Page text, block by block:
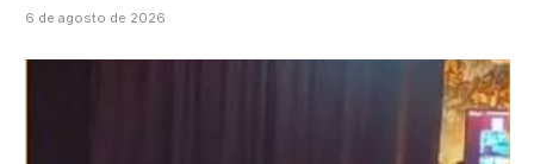
6 de agosto de 2026